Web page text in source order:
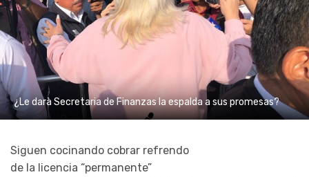
¿Le darà Secretaria de Finanzas la espalda a sus promesas?
Siguen cocinando cobrar refrendo
de la licencia “permanente”